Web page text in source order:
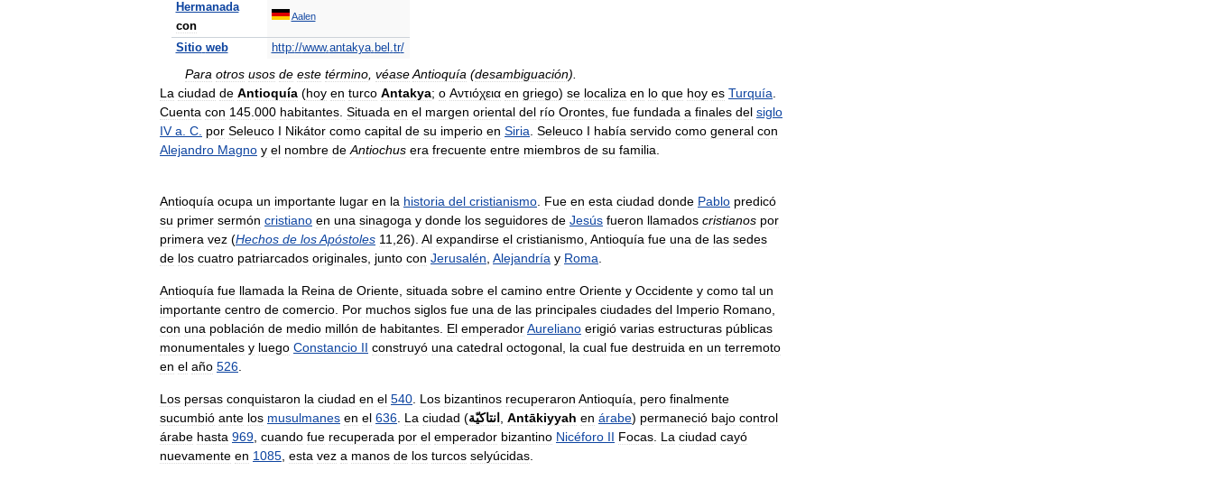
Hermanada
con
Aalen
Sitio web http://www.antakya. bel .tr/
Para otros usos de este término véaseAntioquía (desambiguación).
La ciudad de Antioquía (hoy en turco Antakya; o Αντιόχεια en griego) se localiza en lo que hoy es Turquía
Cuenta con 145 000 habitantes Situada en el margen oriental del río Orontes fue fundada a finales del siglo
IV a C por Seleuco I Nikátor como capital de su imperio en Siria Seleuco I había servido como general con
Alejandro Magno y el nombre de Antiochus era frecuente entre miembros de su familia
Antioquía ocupa un importante lugar en la historia del cristianismo Fue en esta ciudad donde Pablo predicó
su primer sermón cristiano en una sinagoga y donde los seguidores de Jesús fueron llamados cristianos por
primera vez (Hechos de losApóstoles 11 26). Al expandirse el cristianismo Antioquía fue una de las sedes
de los cuatro patriarcados originales junto con Jerusalén Alejandría y Roma
Antioquía fue llamada la Reina de Oriente situada sobre el camino entre Oriente y Occidente y como tal un
importante centro de comercio Por muchos siglos fue una de las principales ciudades del Imperio Romano
con una población de medio millón de habitantes El emperadorAureliano erigió varias estructuras públicas
monumentales y luego Constancio II construyó una catedral octogonal la cual fue destruida en un terremoto
en el año 526
Los persas conquistaron la ciudad en el 540 Los bizantinos recuperaron Antioquía pero finalmente
sucumbió ante los musulmanes en el 636 La ciudad (انتاكيّة Antākiyyah en árabe) permaneció bajo control
árabe hasta 969 cuando fue recuperada por el emperador bizantino Nicéforo II Focas La ciudad cayó
nuevamente en 1085 esta vez a manos de los turcos selyúcidas